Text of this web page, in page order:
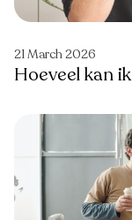
21 March 2026
Hoeveel kan